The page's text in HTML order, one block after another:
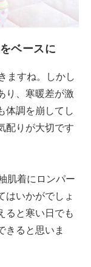
ベースに
ますね。しかし
り、寒暖差が激
体調を崩してし
配りが大切です
肌着にロンパー
はいかがでしょ
ると寒い日でも
きると思いま